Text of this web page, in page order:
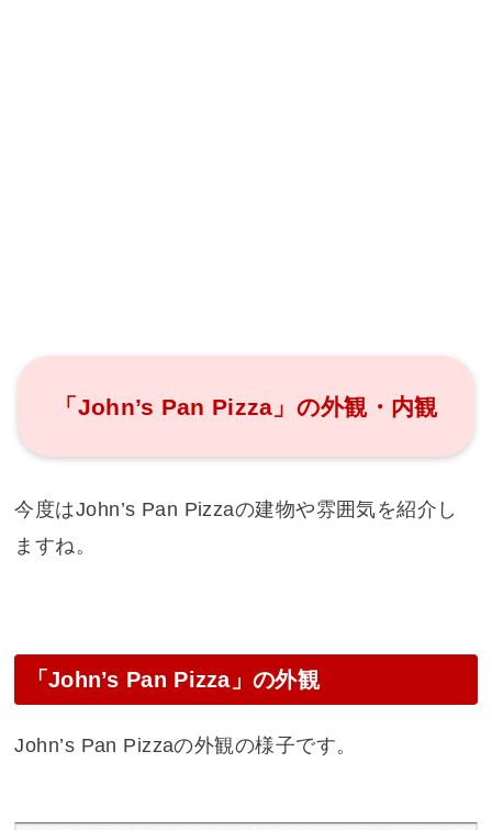
「John’s Pan Pizza」の外観・内観
今度はJohn’s Pan Pizzaの建物や雰囲気を紹介し
ますね。
「John’s Pan Pizza」の外観
John’s Pan Pizzaの外観の様子です。